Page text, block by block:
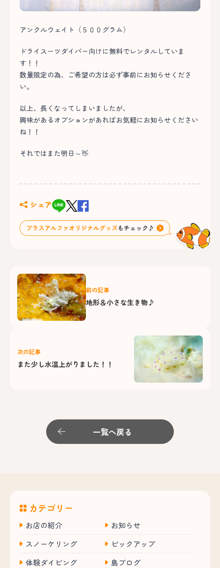
アンクルウェイト（５００グラム）
ドライスーツダイバー向けに無料でレンタルしていま
す！！
数量限定の為、ご希望の方は必ず事前にお知らせくださ
い。
以上、長くなってしまいましたが、
興味があるオプションがあればお気軽にお知らせください
ね！！
それではまた明日～👋
シェア
前の記事
地形＆小さな生き物♪
次の記事
また少し水温上がりました！！
一覧へ戻る
カテゴリー
お店の紹介
お知らせ
スノーケリング
ピックアップ
体験ダイビング
島ブログ